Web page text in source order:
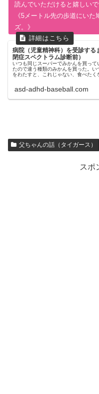
読んでいただけると嬉しいで
《5メートル先の歩道にい
ズ。》
病院（児童精神科）を受診す
閉症スペクトラム診断前）
いつも同じスーパーでみかんを買って
たので違う種類のみかんを買った。い
をわたすと、これじゃない、食べたく
asd-adhd-baseball.com
父ちゃんの話（タイガース）
スポ